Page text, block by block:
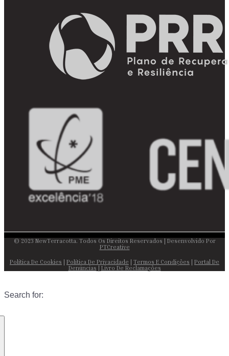
© 2023 NewTerracotta. Todos Os Direitos Reservados | Desenvolvido Por
PTCreative
Política De Cookies Política De Privacidade Termos E Condições
Portal De
Denúncias
Livro De Reclamações
Search for: